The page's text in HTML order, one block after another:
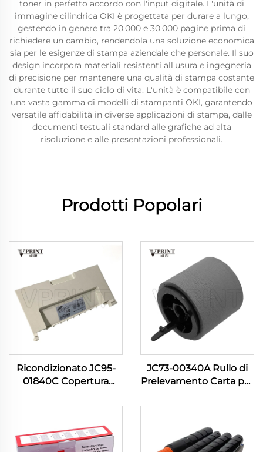
toner in perfetto accordo con l'input digitale. L'unità di
immagine cilindrica OKI è progettata per durare a lungo,
gestendo in genere tra 20.000 e 30.000 pagine prima di
richiedere un cambio, rendendola una soluzione economica
sia per le esigenze di stampa aziendale che personale. Il suo
design incorpora materiali resistenti all'usura e ingegneria
di precisione per mantenere una qualità di stampa costante
durante tutto il suo ciclo di vita. L'unità è compatibile con
una vasta gamma di modelli di stampanti OKI, garantendo
versatile affidabilità in diverse applicazioni di stampa, dalle
documenti testuali standard alle grafiche ad alta
risoluzione e alle presentazioni professionali.
Prodotti Popolari
Ricondizionato JC95-
01840C Copertura
Stampante Samsung
4020 4070 4072 M4075
407NK
JC73-00340A Rullo di
Prelevamento Carta per
Samsung CLP-775 ML
4833 5637 5737 PXpress
SL-M3320